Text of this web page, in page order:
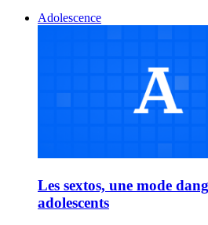
Adolescence
Les sextos, une mode
adolescents